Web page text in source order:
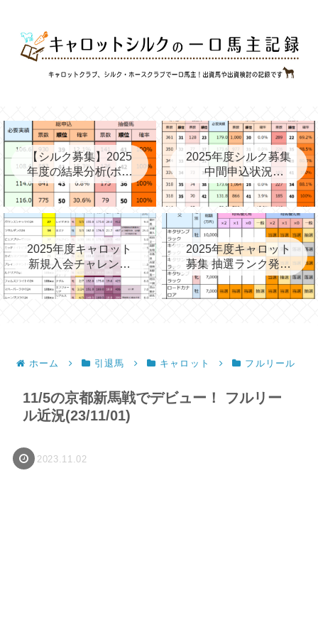
【シルク募集】2025
年度の結果分析(ボー
ダー、確率、昨年度
との比較など)
2025年度シルク募集
中間申込状況
②(08/06)と昨年の中
間③→最終
2025年度キャロット
新規入会チャレンジ
と第2次募集を考える
2025年度キャロット
募集 抽選ランク発表
(09/11)
ホーム 引退馬 キャロット フルリール
11/5の京都新馬戦でデビュー！ フルリー
ル近況(23/11/01)
2023.11.02